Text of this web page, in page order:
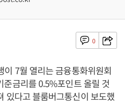
0
이 7월 열리는 금융통화위원회
준금리를 0.5%포인트 올릴 것
있다고 블룸버그통신이 보도했